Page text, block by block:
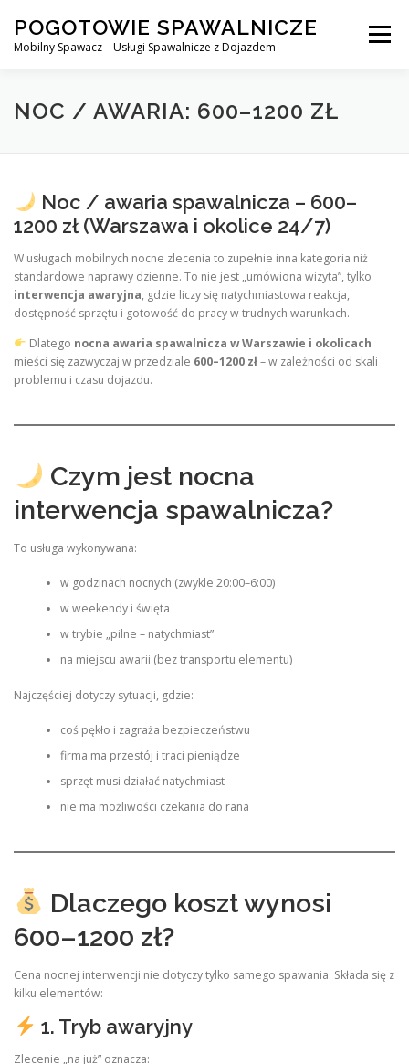
content
POGOTOWIE SPAWALNICZE
Mobilny Spawacz – Usługi Spawalnicze z Dojazdem
Menu
MOBILNY SPAWACZ WARSZAWA SPAWACZ
NOC / AWARIA: 600–1200 ZŁ
Noc / awaria spawalnicza – 600–
1200 zł (Warszawa i okolice 24/7)
W usługach mobilnych nocne zlecenia to zupełnie inna kategoria niż
standardowe naprawy dzienne. To nie jest „umówiona wizyta”, tylko
interwencja awaryjna, gdzie liczy się natychmiastowa reakcja,
dostępność sprzętu i gotowość do pracy w trudnych warunkach.
Dlatego nocna awaria spawalnicza w Warszawie i okolicach
mieści się zazwyczaj w przedziale 600–1200 zł– w zależności od skali
problemu i czasu dojazdu.
Czym jest nocna
interwencja spawalnicza?
To usługa wykonywana:
w godzinach nocnych (zwykle 20:00–6:00)
w weekendy i święta
w trybie „pilne – natychmiast”
na miejscu awarii (bez transportu elementu)
Najczęściej dotyczy sytuacji, gdzie:
coś pękło i zagraża bezpieczeństwu
firma ma przestój i traci pieniądze
sprzęt musi działać natychmiast
nie ma możliwości czekania do rana
Dlaczego koszt wynosi
600–1200 zł?
Cena nocnej interwencji nie dotyczy tylko samego spawania. Składa się z
kilku elementów:
1. Tryb awaryjny
Zlecenie „na już” oznacza: